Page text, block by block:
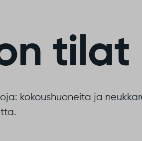
tilat
kokoushuoneita ja